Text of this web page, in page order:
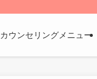
カウンセリングメニュー